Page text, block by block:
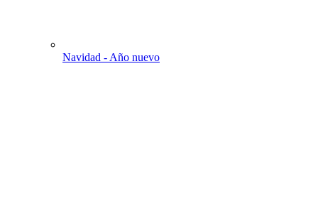
Navidad - Año nuevo